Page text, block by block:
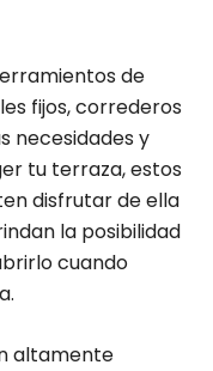
de
fijos, correderos
necesidades y
tu terraza, estos
disfrutar de ella
la posibilidad
cuando
altamente